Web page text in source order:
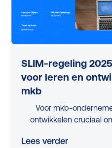
SLIM-regeling
voor leren en
mkb
Voor mkb-
ontwikkelen cruciaal
flinke uitdaging. Dus,
Lees verder